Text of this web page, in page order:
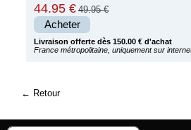
44.95 € 49.95 €
Acheter
Livraison offerte dès 150.00 € d'achat
France métropolitaine, uniquement sur
Retour